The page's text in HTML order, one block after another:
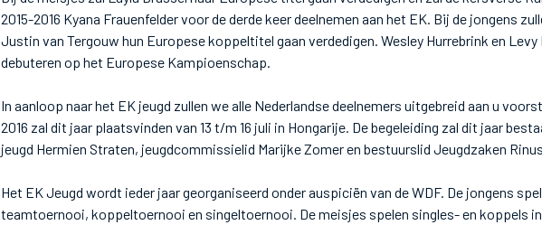
2015-2016 Kyana Frauenfelder voor de derde keer deelnemen aan het EK. Bij de jongens
Justin van Tergouw hun Europese koppeltitel gaan verdedigen. Wesley Hurrebrink en Levy
debuteren op het Europese Kampioenschap.
In aanloop naar het EK jeugd zullen we alle Nederlandse deelnemers uitgebreid aan u
2016 zal dit jaar plaatsvinden van 13 t/m 16 juli in Hongarije. De begeleiding zal dit jaar
jeugd Hermien Straten, jeugdcommissielid Marijke Zomer en bestuurslid Jeugdzaken
Het EK Jeugd wordt ieder jaar georganiseerd onder auspiciën van de WDF. De jongens
teamtoernooi, koppeltoernooi en singeltoernooi. De meisjes spelen singles- en koppels